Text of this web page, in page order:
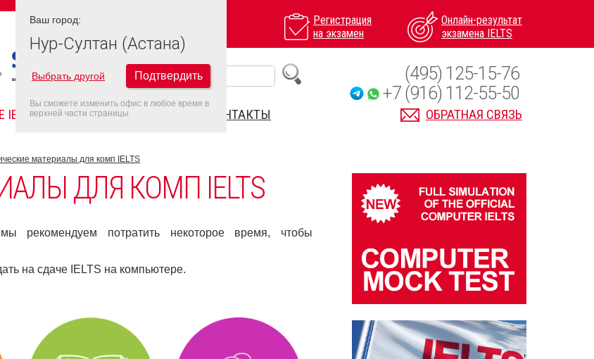
Регистрация
на экзамен
Онлайн-результат
экзамена IELTS
FAQ ДАТЫ IELTS 2026 КОНТАКТЫ ОБРАТНАЯ СВЯЗЬ
(495) 125-15-76
+7 (916) 112-55-50
материалы для комп IELTS
ДЛЯ КОМП IELTS
рекомендуем потратить некоторое время, чтобы
на сдаче IELTS на компьютере.
Ваш город:
Нур-Султан (Астана)
Выбрать другой Подтвердить
Вы сможете изменить офис в любое время в
верхней части страницы